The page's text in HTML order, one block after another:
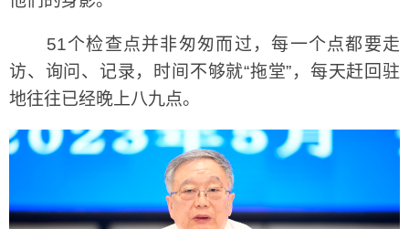
51个检查点并非匆匆而过，每一个点都要走
访、询问、记录，时间不够就“拖堂”，每天赶回驻
地往往已经晚上八九点。